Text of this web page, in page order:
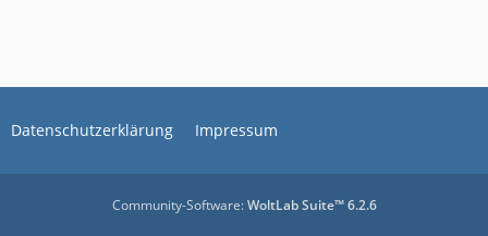
Datenschutzerklärung Impressum
Community-Software:WoltLab Suite™ 6.2.6